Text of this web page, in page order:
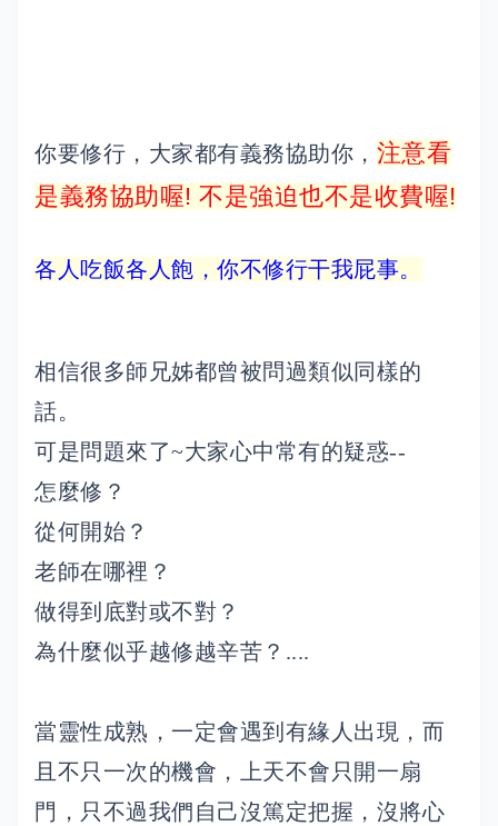
你要修行，大家都有義務協助你， 注意看
是義務協助喔! 不是強迫也不是收費喔!
各人吃飯各人飽，你不修行干我屁事。
相信很多師兄姊都曾被問過類似同樣的
話。
可是問題來了~大家心中常有的疑惑--
怎麼修？
從何開始？
老師在哪裡？
做得到底對或不對？
為什麼似乎越修越辛苦？....
當靈性成熟，一定會遇到有緣人出現，而
且不只一次的機會，上天不會只開一扇
門，只不過我們自己沒篤定把握，沒將心